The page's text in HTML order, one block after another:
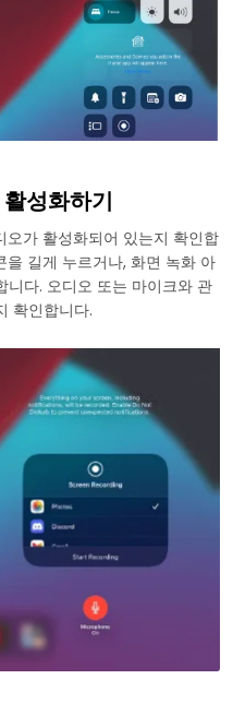
성화하기
오가 활성화되어 있는지 확인합
길게 누르거나, 화면 녹화 아
니다. 오디오 또는 마이크와 관
확인합니다.